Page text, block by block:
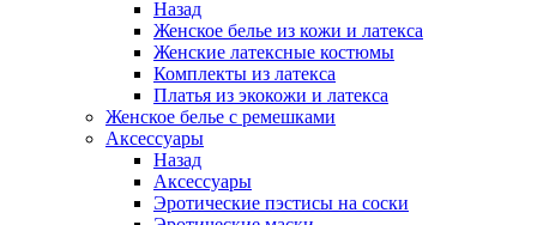
Назад
Женское белье из кожи и латекса
Женские латексные костюмы
Комплекты из латекса
Платья из экокожи и латекса
Женское белье с ремешками
Аксессуары
Назад
Аксессуары
Эротические пэстисы на соски